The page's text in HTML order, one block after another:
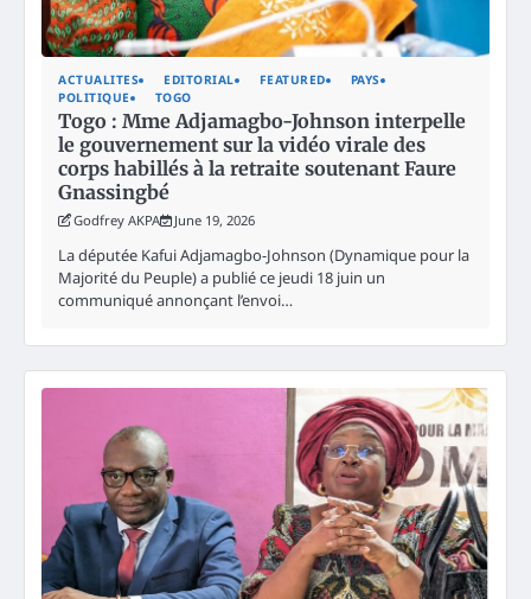
ACTUALITES EDITORIAL FEATURED
PAYS
POLITIQUE
TOGO
Togo : Mme Adjamagbo-Johnson interpelle
le gouvernement sur la vidéo virale des
corps habillés à la retraite soutenant Faure
Gnassingbé
Godfrey AKPA June 19, 2026
La députée Kafui Adjamagbo-Johnson (Dynamique pour la
Majorité du Peuple) a publié ce jeudi 18 juin un
communiqué annonçant l’envoi…